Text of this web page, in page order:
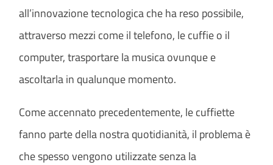
all’innovazione tecnologica che ha reso possibile,
attraverso mezzi come il telefono, le cuffie o il
computer, trasportare la musica ovunque e
ascoltarla in qualunque momento.
Come accennato precedentemente, le cuffiette
fanno parte della nostra quotidianità, il problema è
che spesso vengono utilizzate senza la